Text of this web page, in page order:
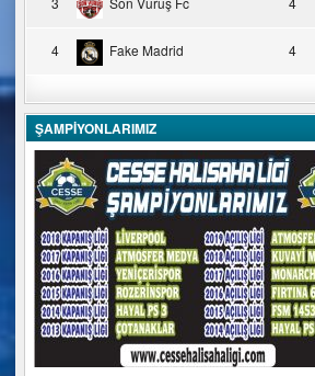
4 Fake Madrid 4
ŞAMPİYONLARIMIZ